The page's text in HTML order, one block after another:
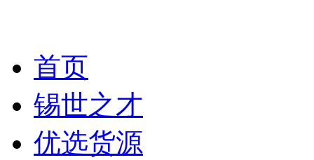
首页
锡世之才
优选货源